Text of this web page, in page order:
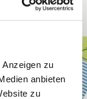
zu
anbieten
zu